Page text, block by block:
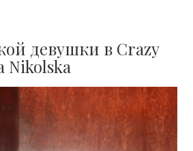
девушки в Crazy
Nikolska